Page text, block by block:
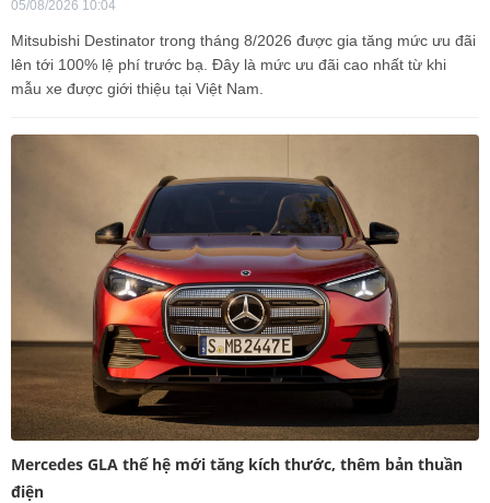
05/08/2026 10:04
Mitsubishi Destinator trong tháng 8/2026 được gia tăng mức ưu đãi
lên tới 100% lệ phí trước bạ. Đây là mức ưu đãi cao nhất từ khi
mẫu xe được giới thiệu tại Việt Nam.
Mercedes GLA thế hệ mới tăng kích thước, thêm bản thuần
điện